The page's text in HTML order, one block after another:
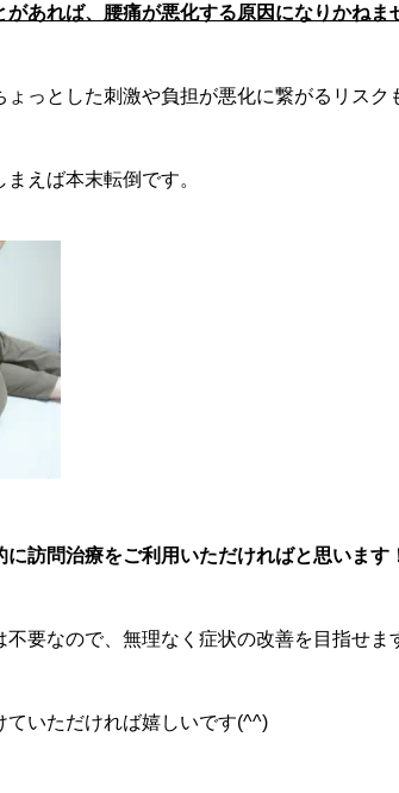
あれば、腰痛が悪化する原因になりかねま
っとした刺激や負担が悪化に繋がるリスク
えば本末転倒です。
訪問治療をご利用いただければと思います
要なので、無理なく症状の改善を目指せま
いただければ嬉しいです(^^)